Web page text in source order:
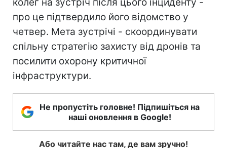
про це підтвердило його відомство у
четвер. Мета зустрічі - скоординувати
спільну стратегію захисту від дронів та
посилити охорону критичної
інфраструктури.
Не пропустіть головне! Підпишіться на
наші оновлення в Google!
Або читайте нас там, де вам зручно!